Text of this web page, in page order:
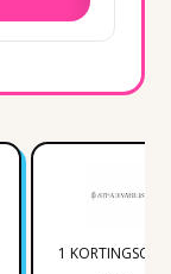
1